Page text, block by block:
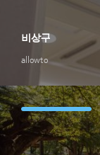
allowto
비상구